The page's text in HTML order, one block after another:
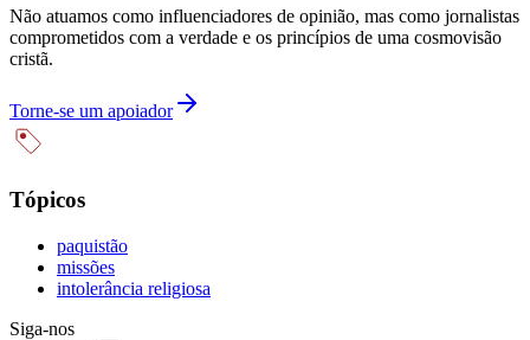
Não atuamos como influenciadores de opinião, mas como jornalistas
comprometidos com a verdade e os princípios de uma cosmovisão
cristã.
Torne-se um apoiador
Tópicos
paquistão
missões
intolerância religiosa
Siga-nos